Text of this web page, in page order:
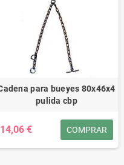
para bueyes 80x46x4
pulida cbp
14,06 € COMPRAR